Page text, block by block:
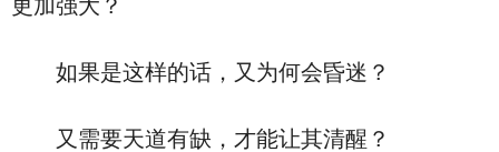
更加强大？
如果是这样的话，又为何会昏迷？
又需要天道有缺，才能让其清醒？